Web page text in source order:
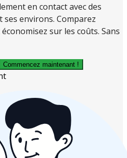
en contact avec des
ses environs. Comparez
sur les coûts. Sans
Commencez maintenant !